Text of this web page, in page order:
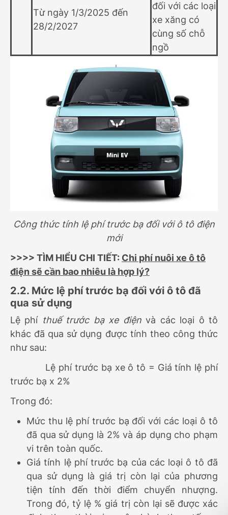
Từ ngày 1/3/2025 đến
28/2/2027
đối với các loại
xe xăng có
cùng số chỗ
ngồ
Công thức tính lệ phí trước bạ đối với ô tô điện
mới
>>>> TÌM HIỂU CHI TIẾT: Chi phí nuôi xe ô tô
điện sẽ cần bao nhiêu là hợp lý?
2.2. Mức lệ phí trước bạ đối với ô tô đã
qua sử dụng
Lệ phí thuế trước bạ xe điệnvà các loại ô tô
khác đã qua sử dụng được tính theo công thức
như sau:
Lệ phí trước bạ xe ô tô = Giá tính lệ phí
trước bạ x 2%
Trong đó:
Mức thu lệ phí trước bạ đối với các loại ô tô
đã qua sử dụng là 2% và áp dụng cho phạm
vi trên toàn quốc.
Giá tính lệ phí trước bạ của các loại ô tô đã
qua sử dụng là giá trị còn lại của phương
tiện tính đến thời điểm chuyển nhượng.
Trong đó, tỷ lệ % giá trị còn lại sẽ được xác